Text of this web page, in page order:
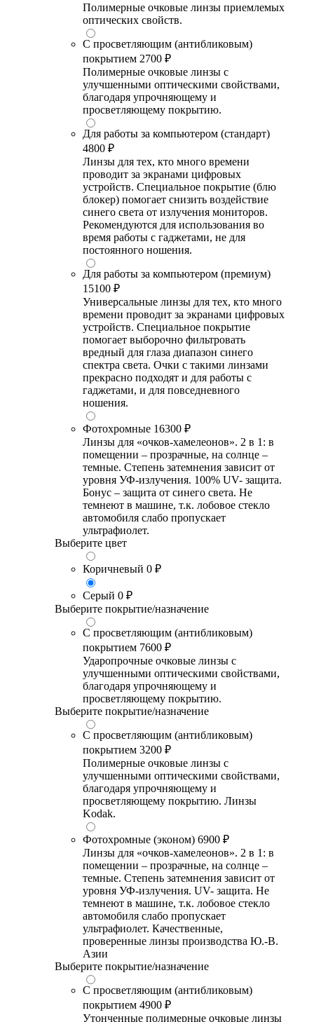
Полимерные очковые линзы приемлемых
оптических свойств.
С просветляющим (антибликовым)
покрытием 2700 ₽
Полимерные очковые линзы с
улучшенными оптическими свойствами,
благодаря упрочняющему и
просветляющему покрытию.
Для работы за компьютером (стандарт)
4800 ₽
Линзы для тех, кто много времени
проводит за экранами цифровых
устройств. Специальное покрытие (блю
блокер) помогает снизить воздействие
синего света от излучения мониторов.
Рекомендуются для использования во
время работы с гаджетами, не для
постоянного ношения.
Для работы за компьютером (премиум)
15100 ₽
Универсальные линзы для тех, кто много
времени проводит за экранами цифровых
устройств. Специальное покрытие
помогает выборочно фильтровать
вредный для глаза диапазон синего
спектра света. Очки с такими линзами
прекрасно подходят и для работы с
гаджетами, и для повседневного
ношения.
Фотохромные 16300 ₽
Линзы для «очков-хамелеонов». 2 в 1: в
помещении – прозрачные, на солнце –
темные. Степень затемнения зависит от
уровня УФ-излучения. 100% UV- защита.
Бонус – защита от синего света. Не
темнеют в машине, т.к. лобовое стекло
автомобиля слабо пропускает
ультрафиолет.
Выберите цвет
Коричневый 0 ₽
Серый 0 ₽
Выберите покрытие/назначение
С просветляющим (антибликовым)
покрытием 7600 ₽
Ударопрочные очковые линзы с
улучшенными оптическими свойствами,
благодаря упрочняющему и
просветляющему покрытию.
Выберите покрытие/назначение
С просветляющим (антибликовым)
покрытием 3200 ₽
Полимерные очковые линзы с
улучшенными оптическими свойствами,
благодаря упрочняющему и
просветляющему покрытию. Линзы
Kodak.
Фотохромные (эконом) 6900 ₽
Линзы для «очков-хамелеонов». 2 в 1: в
помещении – прозрачные, на солнце –
темные. Степень затемнения зависит от
уровня УФ-излучения. UV- защита. Не
темнеют в машине, т.к. лобовое стекло
автомобиля слабо пропускает
ультрафиолет. Качественные,
проверенные линзы производства Ю.-В.
Азии
Выберите покрытие/назначение
С просветляющим (антибликовым)
покрытием 4900 ₽
Утонченные полимерные очковые линзы